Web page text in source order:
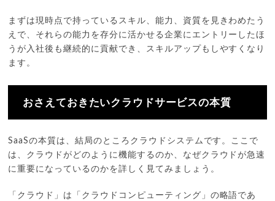
まずは現時点で持っているスキル、能力、資質を見きわめたう
えで、それらの能力を存分に活かせる企業にエントリーしたほ
うが入社後も継続的に貢献でき、スキルアップもしやすくなり
ます。
おさえておきたいクラウドサービスの本質
SaaSの本質は、結局のところクラウドシステムです。ここで
は、クラウドがどのように機能するのか、なぜクラウドが急速
に重要になっているのかを詳しく見てみましょう。
「クラウド」は「クラウドコンピューティング」の略語であ